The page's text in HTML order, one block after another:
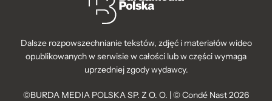
Dalsze rozpowszechnianie tekstów, zdjęć i materiałów wideo
opublikowanych w serwisie w całości lub w części wymaga
uprzedniej zgody wydawcy.
©BURDA MEDIA POLSKA SP. Z O. O. | © Condé Nast 2026